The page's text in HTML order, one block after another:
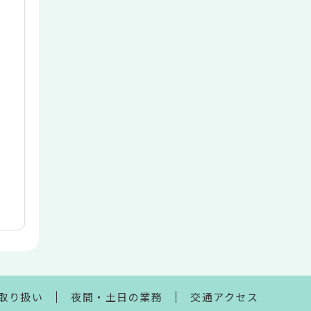
り扱い 夜間・土日の業務 交通アクセス